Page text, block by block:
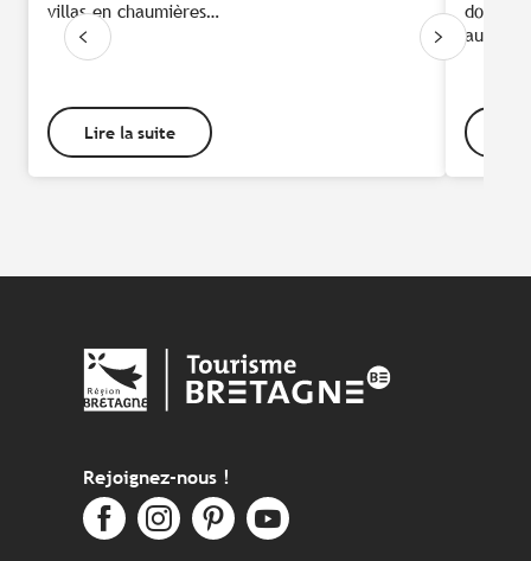
villas en chaumières…
Lire la suite
doux et
au
Rejoignez-nous !